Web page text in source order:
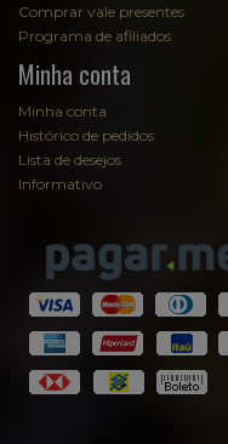
Comprar vale presentes
Programa de afiliados
Minha conta
Minha conta
Histórico de pedidos
Lista de desejos
Informativo